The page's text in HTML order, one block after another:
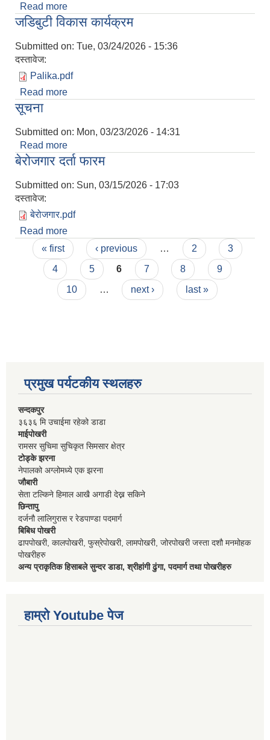
Read more
जडिबुटी विकास कार्यक्रम
Submitted on: Tue, 03/24/2026 - 15:36
दस्तावेज:
Palika.pdf
Read more
सूचना
Submitted on: Mon, 03/23/2026 - 14:31
Read more
बेरोजगार दर्ता फारम
Submitted on: Sun, 03/15/2026 - 17:03
दस्तावेज:
बेरोजगार.pdf
Read more
Pages
« first ‹ previous … 2
3
4
5 6 7 8
9
10
… next › last »
प्रमुख पर्यटकीय स्थलहरु
सन्दकपुर
३६३६ मि उचाईमा रहेको डाडा
माईपोखरी
रामसर सुचिमा सुचिकृत सिमसार क्षेत्र
टोड्के झरना
नेपालको अग्लोमध्ये एक झरना
जौबारी
सेता टल्किने हिमाल आखै अगाडी देख्न सकिने
छिन्तापु
दर्जनौ लालिगुरास र रेडपाण्डा पदमार्ग
बिबिध पोखरी
ढापपोखरी, कालपोखरी, फुस्रेपोखरी, लामपोखरी, जोरपोखरी जस्ता दशौ मनमोहक
पोखरीहरु
अन्य प्राकृतिक हिसाबले सुन्दर डाडा, श्रीहांगी ढुंगा, पदमार्ग तथा पोखरीहरु
हाम्रो Youtube पेज